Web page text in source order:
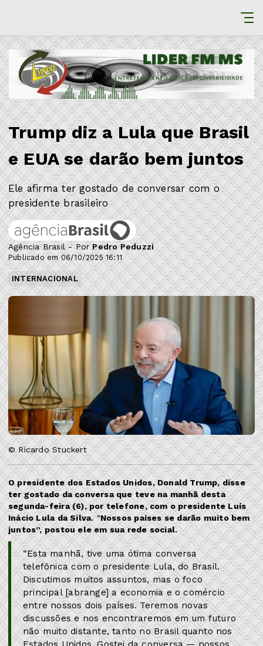
Trump diz a Lula que Brasil
e EUA se darão bem juntos
Ele afirma ter gostado de conversar com o
presidente brasileiro
Agência Brasil - PorPedro Peduzzi
Publicado em 06/10/2025 16:11
INTERNACIONAL
© Ricardo Stuckert
O presidente dos Estados Unidos, Donald Trump, disse
ter gostado da conversa que teve na manhã desta
segunda-feira (6), por telefone, com o presidente Luís
Inácio Lula da Silva.“Nossos países se darão muito bem
juntos”, postou ele em sua rede social.
“Esta manhã, tive uma ótima conversa
telefônica com o presidente Lula, do Brasil.
Discutimos muitos assuntos, mas o foco
principal [abrange] a economia e o comércio
entre nossos dois países. Teremos novas
discussões e nos encontraremos em um futuro
não muito distante, tanto no Brasil quanto nos